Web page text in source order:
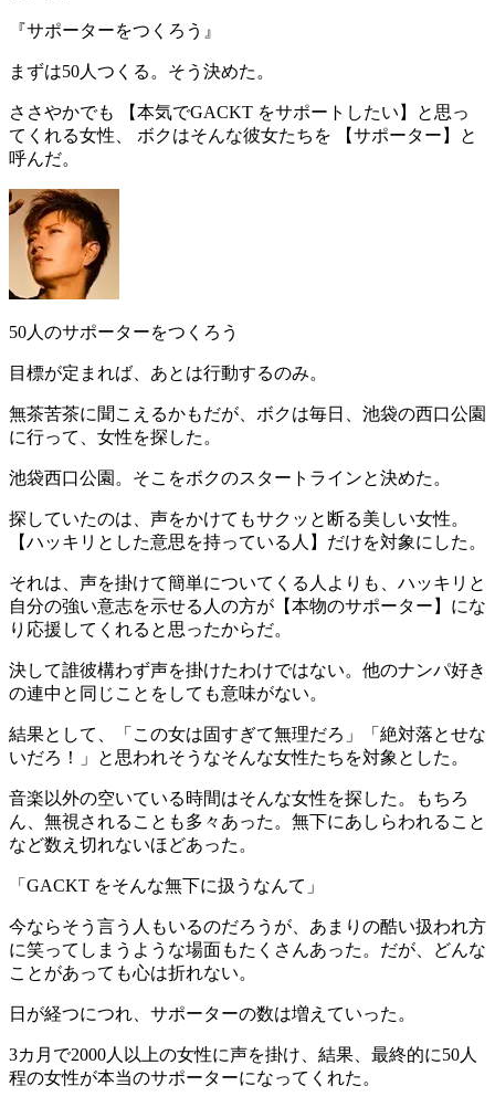
『サポーターをつくろう 』
まずは50人 つくる。そう決めた。
ささやかでも 【本気でGACKT をサポートしたい 】と思っ
てくれる女性、 ボクはそんな彼女たちを 【サポーター 】と
呼んだ。
50人のサポーターをつくろう
目標が定まれば、あとは行動するのみ。
無茶苦茶に聞こえるかもだが、ボクは毎日、池袋の西口公園
に行って、女性を探した。
池袋西口公園。そこをボクのスタートラインと決めた。
探していたのは、声をかけてもサクッと断る美しい女性。
【ハッキリとした意思を持っている人】 だけを対象にした。
それは、声を掛けて簡単についてくる人よりも、ハッキリと
自分の強い意志を示せる人の方が【本物のサポーター 】にな
り応援してくれると思ったからだ。
決して誰彼構わず声を掛けたわけではない。他のナンパ好き
の連中と同じことをしても意味がない。
結果として、「 この女は固すぎて無理だろ 」「 絶対落とせな
いだろ！
」と思われそうなそんな女性たちを対象とした。
音楽以外の空いている時間はそんな女性を探した。もちろ
ん、無視されることも多々あった。無下にあしらわれること
など数え切れないほどあった。
「 GACKT をそんな無下に扱うなんて 」
今ならそう言う人もいるのだろうが、あまりの酷い扱われ方
に笑ってしまうような場面もたくさんあった。だが、どんな
ことがあっても心は折れない。
日が経つにつれ、サポーターの数は増えていった。
3カ月で2000人以上の女性に声を掛け、結果、最終的に50人
程の女性が本当のサポーターになってくれた。